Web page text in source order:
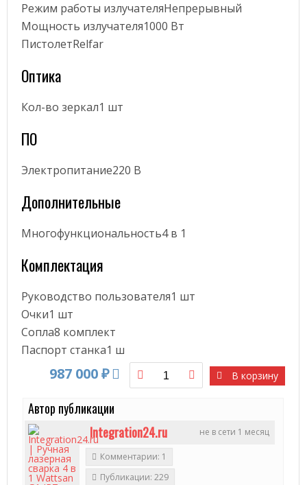
Режим работы излучателяНепрерывный
Мощность излучателя1000 Вт
ПистолетRelfar
Оптика
Кол-во зеркал1 шт
ПО
Электропитание220 В
Дополнительные
Многофункциональность4 в 1
Комплектация
Руководство пользователя1 шт
Очки1 шт
Сопла8 комплект
Паспорт станка1 ш
987 000 ₽ В корзину
Автор публикации
не в сети 1 месяц
Integration24.ru
Комментарии: 1
Публикации: 229